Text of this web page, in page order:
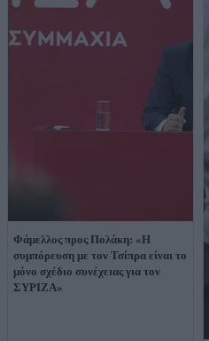
Φάμελλος προς Πολάκη: «Η
συμπόρευση με τον Τσίπρα είναι το
μόνο σχέδιο συνέχειας για τον
ΣΥΡΙΖΑ»